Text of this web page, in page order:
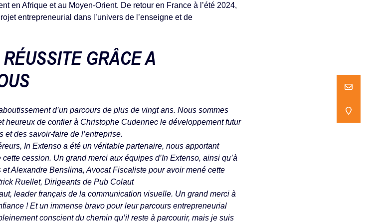
NOUS
NOUS
en Afrique et au Moyen-Orient. De retour en France à l’été 2024,
entrepreneurial dans l’univers de l’enseigne et de
GRÂCE A
d’un parcours de plus de vingt ans. Nous sommes
heureux de confier à Christophe Cudennec le développement futur
des savoir-faire de l’entreprise.
In Extenso a été un véritable partenaire, nous apportant
cession. Un grand merci aux équipes d’In Extenso, ainsi qu’à
Alexandre Benslima, Avocat Fiscaliste pour avoir mené cette
Ruellet, Dirigeants de Pub Colaut
leader français de la communication visuelle. Un grand merci à
! Et un immense bravo pour leur parcours entrepreneurial
conscient du chemin qu’il reste à parcourir, mais je suis
NOUS
NOUS